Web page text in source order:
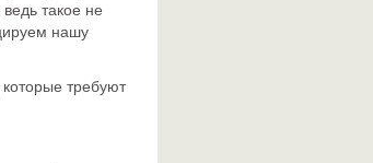
такое не
нашу
требуют